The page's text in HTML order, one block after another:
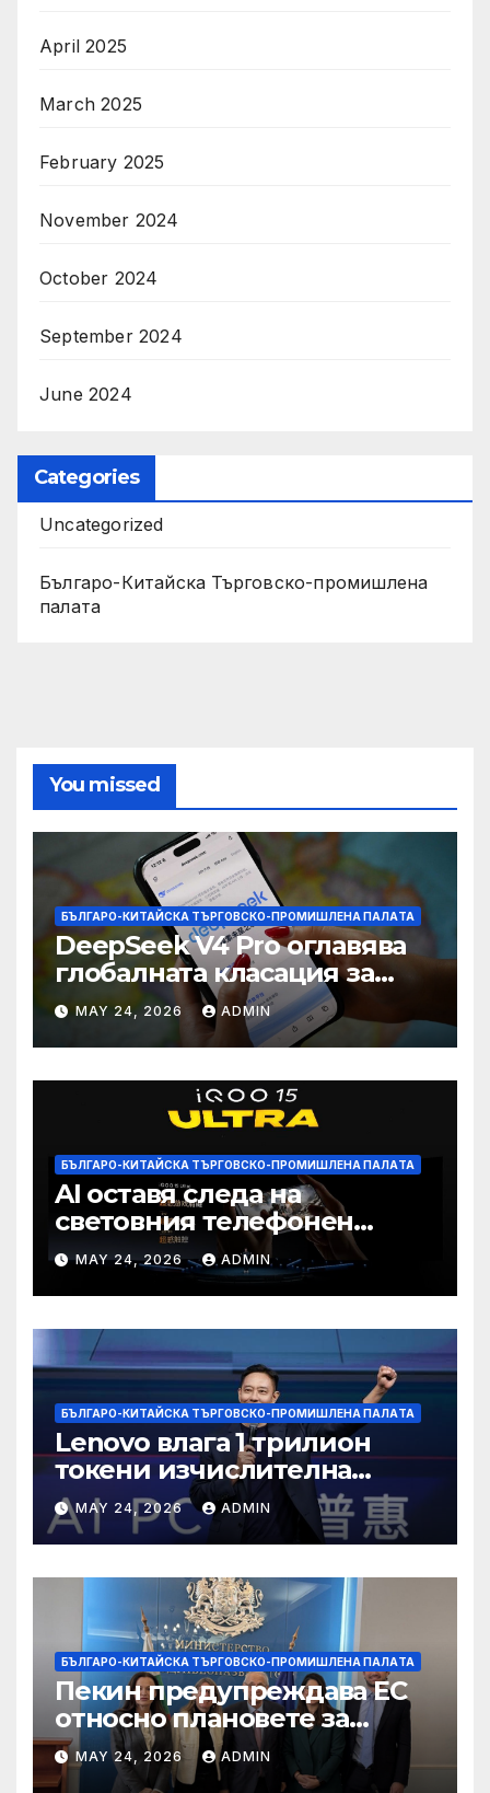
April 2025
March 2025
February 2025
November 2024
October 2024
September 2024
June 2024
Categories
Uncategorized
Българо-Китайска Търговско-промишлена
палaта
You missed
БЪЛГАРО-КИТАЙСКА ТЪРГОВСКО-ПРОМИШЛЕНА ПАЛAТА
DeepSeek V4 Pro оглавява
глобалната класация за
печалба след 75%
намаление на цената
MAY 24, 2026 ADMIN
БЪЛГАРО-КИТАЙСКА ТЪРГОВСКО-ПРОМИШЛЕНА ПАЛAТА
AI оставя следа на
световния телефонен
пазар
MAY 24, 2026 ADMIN
БЪЛГАРО-КИТАЙСКА ТЪРГОВСКО-ПРОМИШЛЕНА ПАЛAТА
Lenovo влага 1 трилион
токени изчислителна
мощност в AI екосистемата
MAY 24, 2026 ADMIN
БЪЛГАРО-КИТАЙСКА ТЪРГОВСКО-ПРОМИШЛЕНА ПАЛAТА
Пекин предупреждава ЕС
относно плановете за
насочване към китайски
продукти
MAY 24, 2026 ADMIN